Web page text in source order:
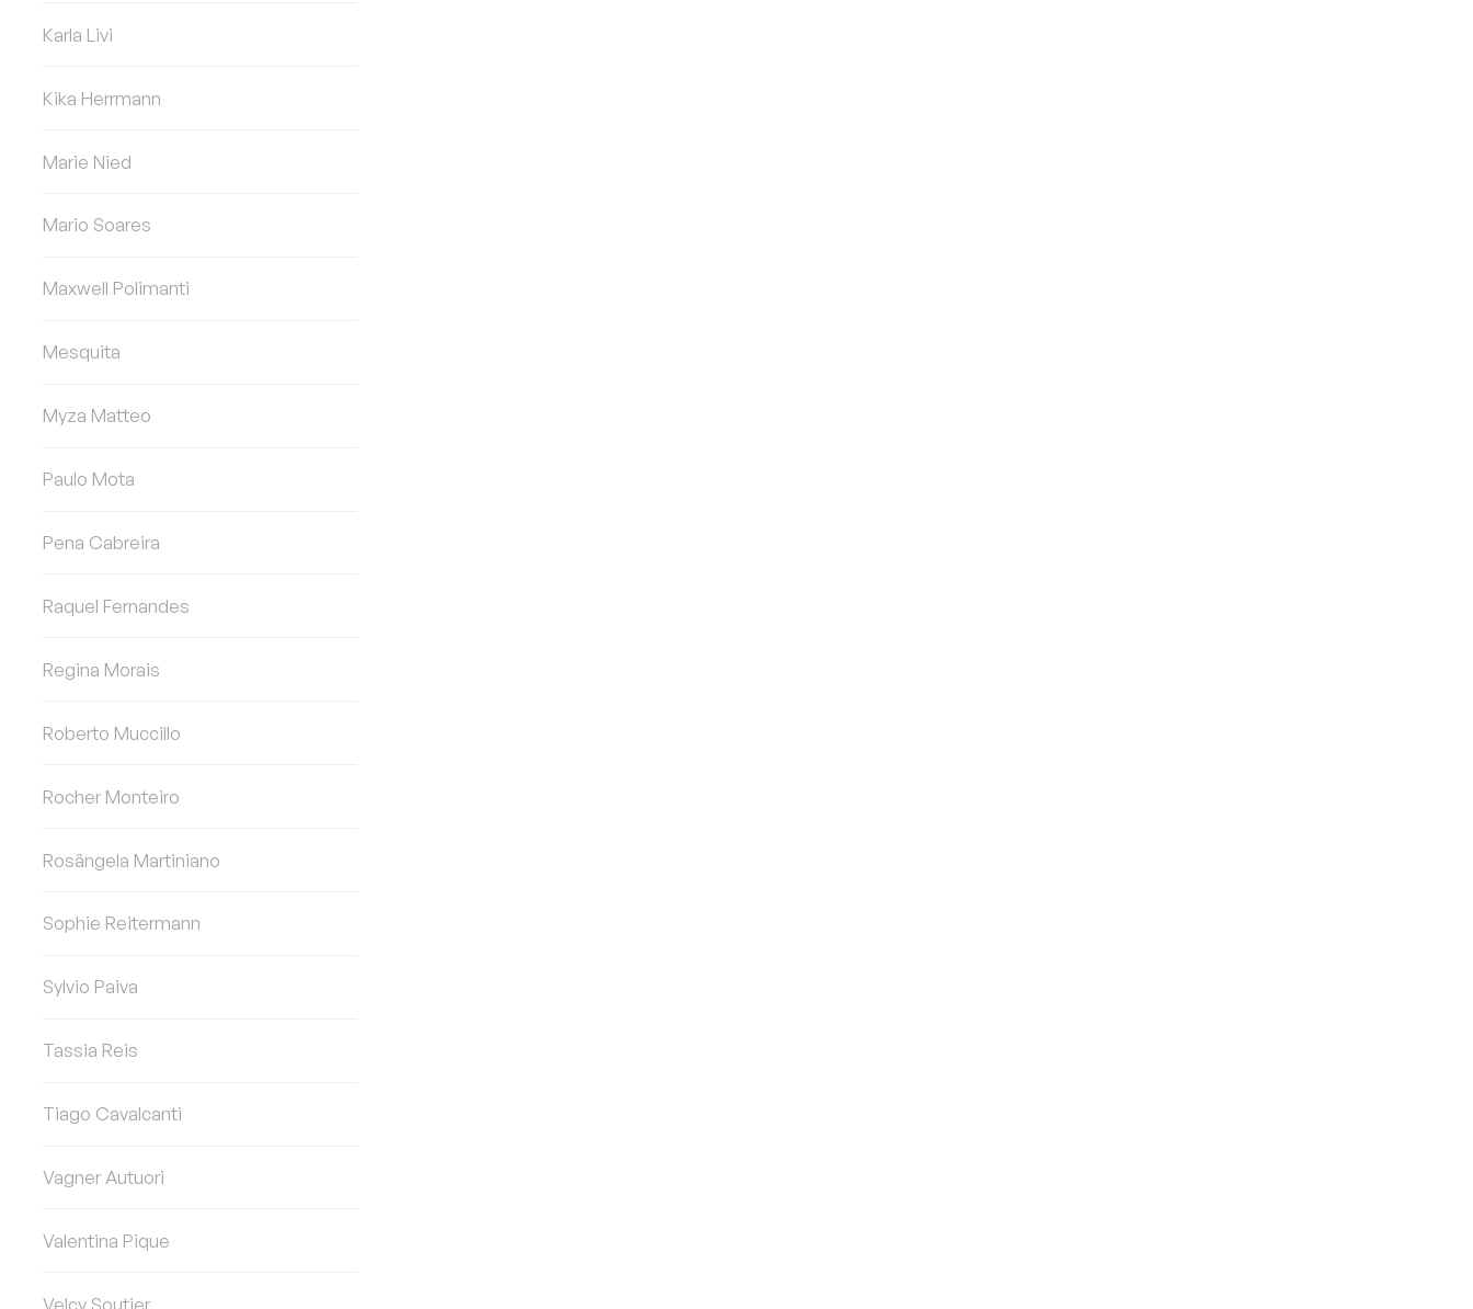
Karla Livi
Kika Herrmann
Marie Nied
Mario Soares
Maxwell Polimanti
Mesquita
Myza Matteo
Paulo Mota
Pena Cabreira
Raquel Fernandes
Regina Morais
Roberto Muccillo
Rocher Monteiro
Rosângela Martiniano
Sophie Reitermann
Sylvio Paiva
Tassia Reis
Tiago Cavalcanti
Vagner Autuori
Valentina Pique
Velcy Soutier